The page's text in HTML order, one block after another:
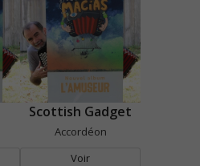
Scottish Gadget
Accordéon
Voir